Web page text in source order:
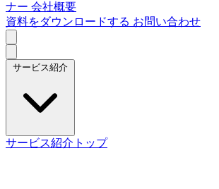
ナー 会社概要
資料をダウンロードする お問い合わせ
サービス紹介トップ